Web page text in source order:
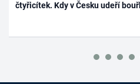
čtyřicítek. Kdy v Česku udeří